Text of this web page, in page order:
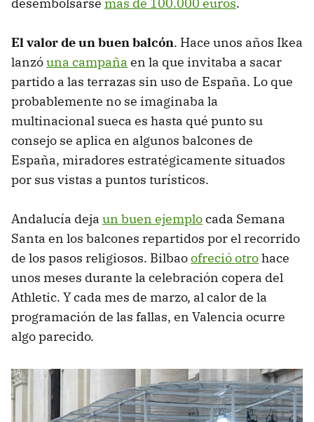
desembolsarse más de 100.000 euros.
El valor de un buen balcón. Hace unos años Ikea
lanzóuna campaña en la que invitaba a sacar
partido a las terrazas sin uso de España. Lo que
probablemente no se imaginaba la
multinacional sueca es hasta qué punto su
consejo se aplica en algunos balcones de
España, miradores estratégicamente situados
por sus vistas a puntos turísticos.
Andalucía deja un buen ejemplocada Semana
Santa en los balcones repartidos por el recorrido
de los pasos religiosos. Bilbaoofreció otrohace
unos meses durante la celebración copera del
Athletic. Y cada mes de marzo, al calor de la
programación de las fallas, en Valencia ocurre
algo parecido.